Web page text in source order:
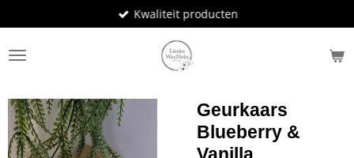
direct
naar
de
Kwaliteit producten
Geurkaars
Blueberry &